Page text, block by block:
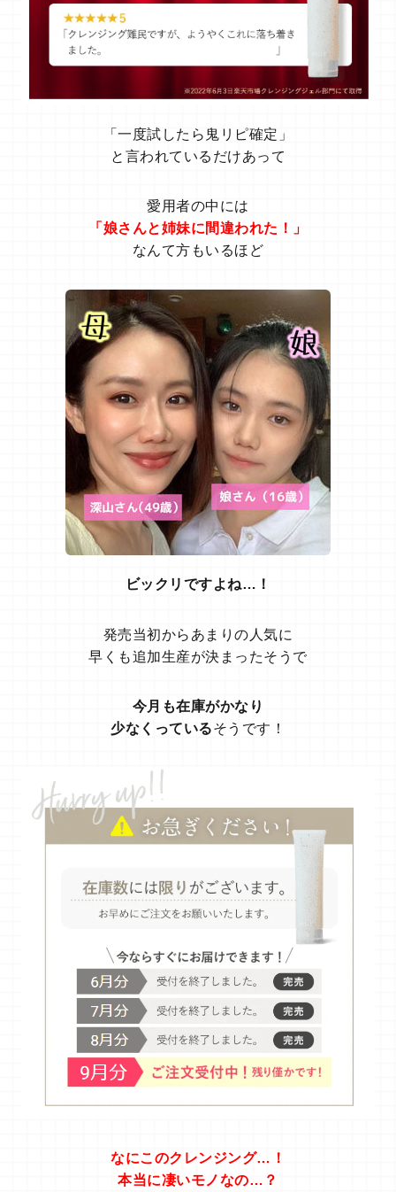
「一度試したら鬼リピ確定」
と言われているだけあって
愛用者の中には
「娘さんと姉妹に間違われた！」
なんて方もいるほど
ビックリですよね…！
発売当初からあまりの人気に
早くも追加生産が決まったそうで
今月も在庫がかなり
少なくっているそうです！
なにこのクレンジング…！
本当に凄いモノなの…？